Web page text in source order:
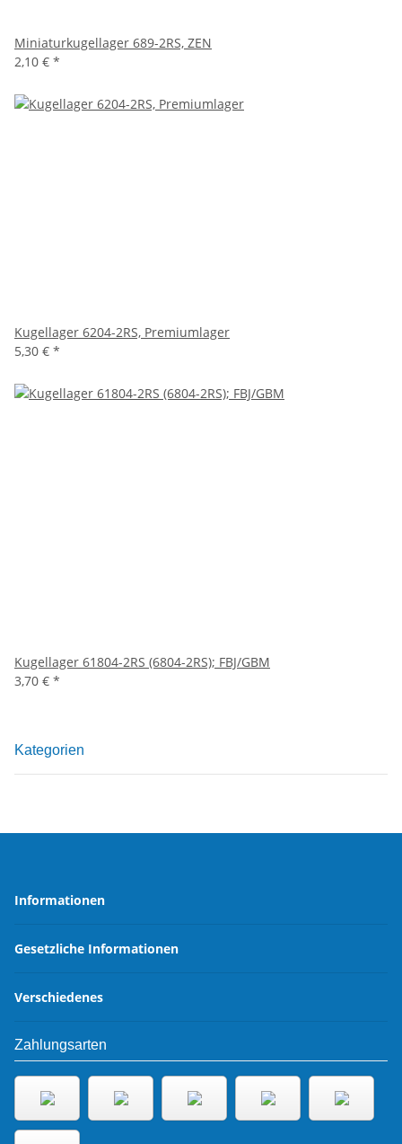
Miniaturkugellager 689-2RS, ZEN
2,10 € *
Kugellager 6204-2RS, Premiumlager
5,30 € *
Kugellager 61804-2RS (6804-2RS); FBJ/GBM
3,70 € *
Kategorien
Informationen
Gesetzliche Informationen
Verschiedenes
Zahlungsarten